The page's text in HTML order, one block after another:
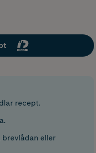
recept.
brevlådan eller